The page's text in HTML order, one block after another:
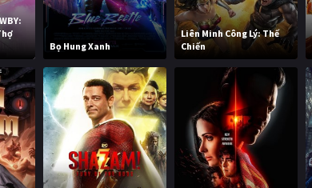
Bọ Hung Xanh
Liên Minh Công Lý: Thế
Chiến